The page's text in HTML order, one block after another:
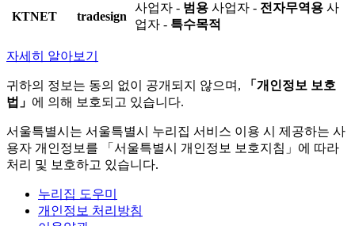
KTNET tradesign
사업자 - 범용 사업자 - 전자무역용 사
업자 - 특수목적
자세히 알아보기
귀하의 정보는 동의 없이 공개되지 않으며,
「개인정보 보호
법」 에 의해 보호되고 있습니다.
서울특별시는 서울특별시 누리집 서비스 이용 시 제공하는 사
용자 개인정보를 「서울특별시 개인정보 보호지침」에 따라
처리 및 보호하고 있습니다.
누리집 도우미
개인정보 처리방침